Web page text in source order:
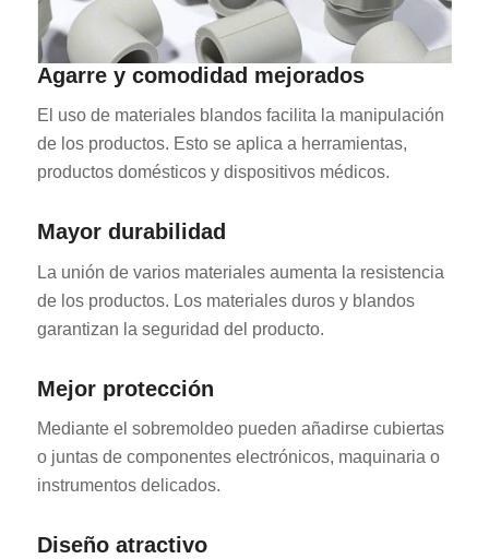
Agarre y comodidad mejorados
El uso de materiales blandos facilita la manipulación
de los productos. Esto se aplica a herramientas,
productos domésticos y dispositivos médicos.
Mayor durabilidad
La unión de varios materiales aumenta la resistencia
de los productos. Los materiales duros y blandos
garantizan la seguridad del producto.
Mejor protección
Mediante el sobremoldeo pueden añadirse cubiertas
o juntas de componentes electrónicos, maquinaria o
instrumentos delicados.
Diseño atractivo